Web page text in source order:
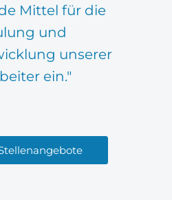
Mittel für die
und
unserer
ein."